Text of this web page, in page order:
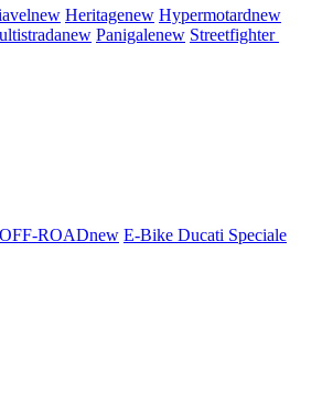
new Heritagenew Hypermotardnew
new Panigalenew Streetfighter
OFF-ROADnew E-Bike Ducati Speciale